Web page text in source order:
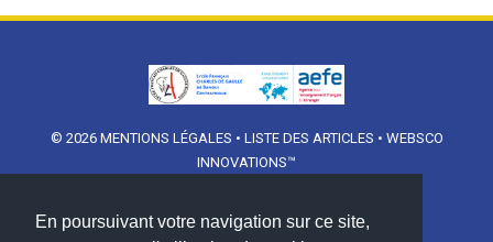
En poursuivant votre navigation sur ce site,
© 2026 MENTIONS LÉGALES • LISTE DES ARTICLES • WEBSCO
INNOVATIONS™